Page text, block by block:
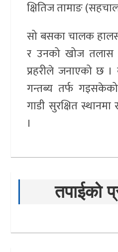
क्षितिज तामाङ
सो बसका चालक
र उनको खोज तलास
प्रहरीले जनाएको छ ।
गन्तब्य तर्फ
गाडी सुरक्षित
।
तपाईको